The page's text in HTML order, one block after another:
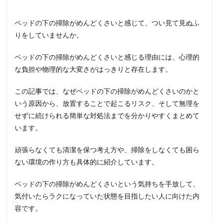
ベッドの下の掃除がめんどくさいと感じて、つい見て見ぬふ
りをしていませんか。
ベッドの下の掃除がめんどくさいと感じる理由には、心理的
な負担や物理的な大変さがはっきりと存在します。
この記事では、なぜベッドの下の掃除がめんどくさいのかと
いう原因から、放置することで起こるリスク、そして無理を
せずに続けられる簡単な対処法までを分かりやすくまとめて
います。
頑張らなくても清潔を保つ考え方や、掃除をしなくても困ら
ない環境の作り方も具体的に紹介しています。
ベッドの下の掃除がめんどくさいという気持ちを手放して、
気付いたらラクになっていた状態を目指したい人に向けた内
容です。